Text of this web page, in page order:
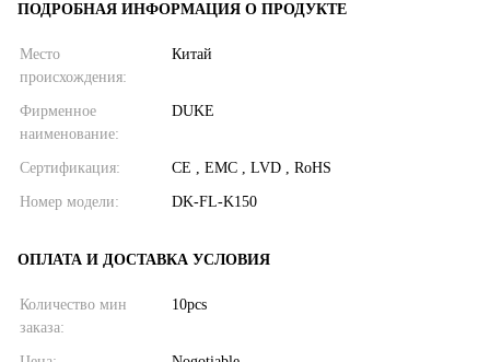
ПОДРОБНАЯ ИНФОРМАЦИЯ О ПРОДУКТЕ
Место
происхождения:
Китай
Фирменное
наименование:
DUKE
Сертификация: CE , EMC , LVD , RoHS
Номер модели: DK-FL-K150
ОПЛАТА И ДОСТАВКА УСЛОВИЯ
Количество мин
заказа:
10pcs